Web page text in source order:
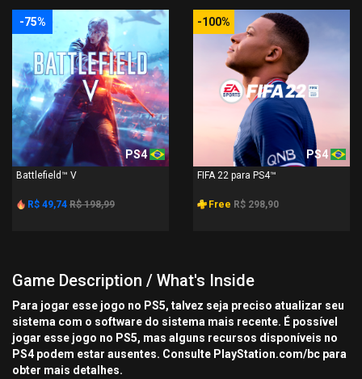
-75%
PS4
Battlefield™ V
R$ 49,74 R$ 198,99
-100%
PS4
FIFA 22 para PS4™
Free R$ 298,90
Game Description / What's Inside
Para jogar esse jogo no PS5, talvez seja preciso atualizar seu
sistema com o software do sistema mais recente. É possível
jogar esse jogo no PS5, mas alguns recursos disponíveis no
PS4 podem estar ausentes. Consulte PlayStation.com/bc para
obter mais detalhes.